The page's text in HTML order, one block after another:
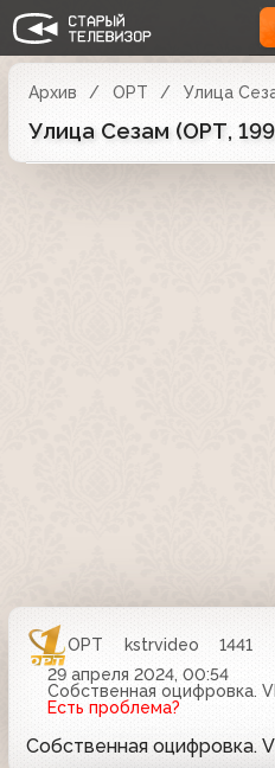
Архив ОРТ Улица
Улица Сезам (ОРТ,
ОРТ kstrvideo
1441
29 апреля 2024, 00:54
Собственная оцифровка.
Есть проблема?
Собственная оцифровка.